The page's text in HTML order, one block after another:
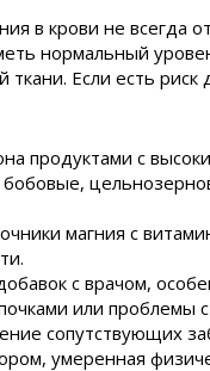
в крови не всегда
нормальный
ткани. Если есть
продуктами с
магния с
с врачом,
или проблемы
сопутствующих
умеренная